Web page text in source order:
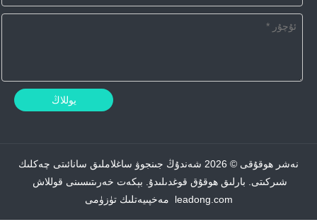
يوللاڭ
نەشر ھوقۇقى © 2026 شەندۇڭ جىنجوۋ ساغلاملىق سانائىتى چەكلىك
شىركىتى. بارلىق ھوقۇق قوغدىلىدۇ. بېكەت خەرىتىسىنى قوللاش
leadong.com
مەخپىيەتلىك تۈزۈمى